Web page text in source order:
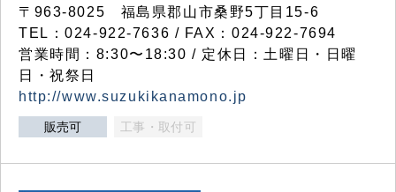
〒963-8025 福島県郡山市桑野5丁目15-6
TEL：024-922-7636 / FAX：024-922-7694
営業時間：8:30〜18:30 / 定休日：土曜日・日曜
日・祝祭日
http://www.suzukikanamono.jp
販売可 工事・取付可